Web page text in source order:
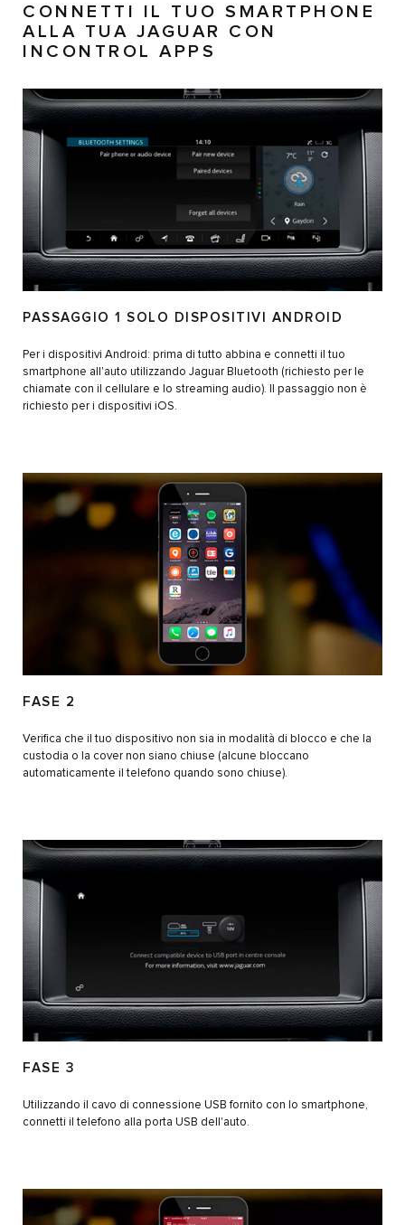
CONNETTI IL TUO SMARTPHONE
ALLA TUA JAGUAR CON
INCONTROL APPS
PASSAGGIO 1 SOLO DISPOSITIVI ANDROID
Per i dispositivi Android: prima di tutto abbina e connetti il tuo
smartphone all'auto utilizzando Jaguar Bluetooth (richiesto per le
chiamate con il cellulare e lo streaming audio). Il passaggio non è
richiesto per i dispositivi iOS.
FASE 2
Verifica che il tuo dispositivo non sia in modalità di blocco e che la
custodia o la cover non siano chiuse (alcune bloccano
automaticamente il telefono quando sono chiuse).
FASE 3
Utilizzando il cavo di connessione USB fornito con lo smartphone,
connetti il telefono alla porta USB dell'auto.